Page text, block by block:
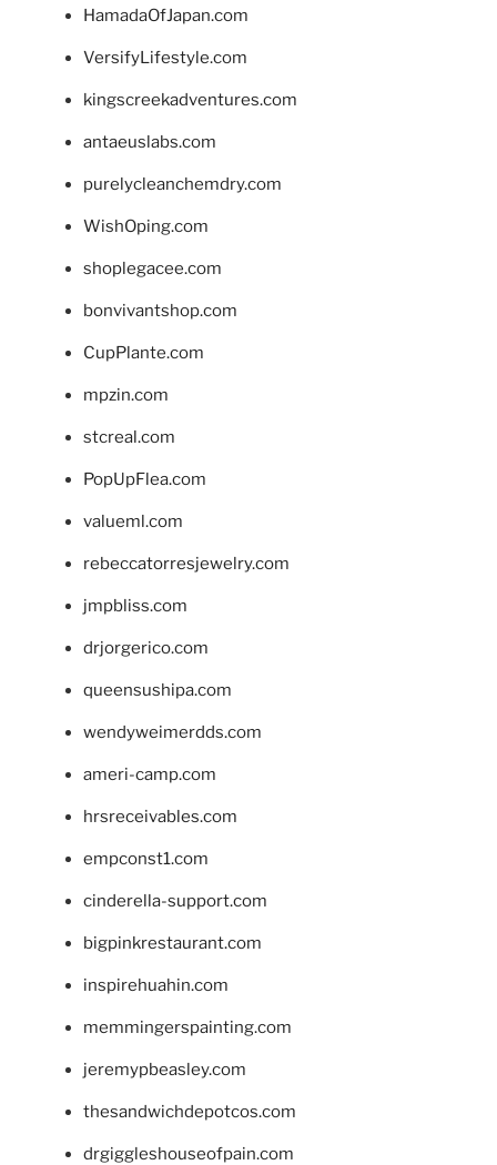
HamadaOfJapan.com
VersifyLifestyle.com
kingscreekadventures.com
antaeuslabs.com
purelycleanchemdry.com
WishOping.com
shoplegacee.com
bonvivantshop.com
CupPlante.com
mpzin.com
stcreal.com
PopUpFlea.com
valueml.com
rebeccatorresjewelry.com
jmpbliss.com
drjorgerico.com
queensushipa.com
wendyweimerdds.com
ameri-camp.com
hrsreceivables.com
empconst1.com
cinderella-support.com
bigpinkrestaurant.com
inspirehuahin.com
memmingerspainting.com
jeremypbeasley.com
thesandwichdepotcos.com
drgiggleshouseofpain.com